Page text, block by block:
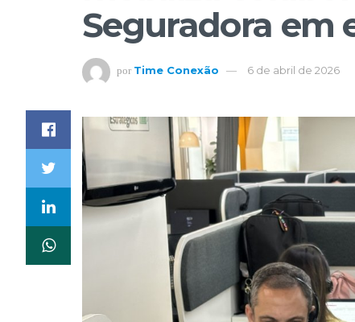
Seguradora em
por Time Conexão 6 de abril de 2026